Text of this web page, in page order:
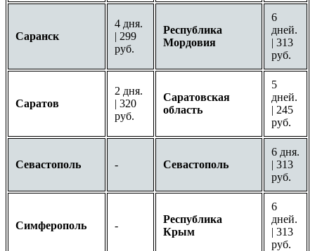
Саранск
4 дня.
| 299
руб.
Республика
Мордовия
6
дней.
| 313
руб.
Саратов
2 дня.
| 320
руб.
Саратовская
область
5
дней.
| 245
руб.
Севастополь - Севастополь
6 дня.
| 313
руб.
Симферополь -
Республика
Крым
6
дней.
| 313
руб.